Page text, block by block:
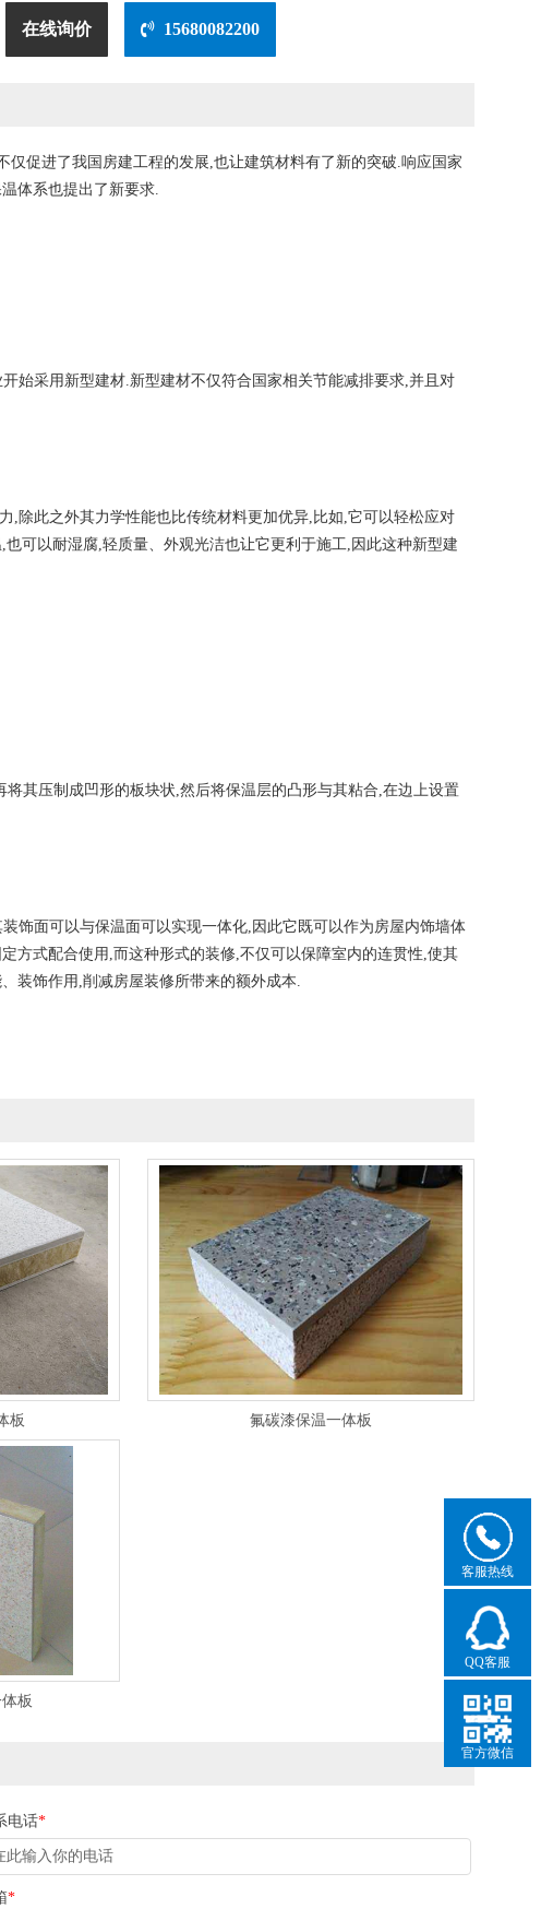
在线询价 15680082200
促进了我国房建工程的发展,也让建筑材料有了新的突破.响应国家
体系也提出了新要求.
始采用新型建材.新型建材不仅符合国家相关节能减排要求,并且对
,除此之外其力学性能也比传统材料更加优异,比如,它可以轻松应对
可以耐湿腐,轻质量、外观光洁也让它更利于施工,因此这种新型建
其压制成凹形的板块状,然后将保温层的凸形与其粘合,在边上设置
饰面可以与保温面可以实现一体化,因此它既可以作为房屋内饰墙体
方式配合使用,而这种形式的装修,不仅可以保障室内的连贯性,使其
装饰作用,削减房屋装修所带来的额外成本.
板 氟碳漆保温一体板
板
电话*
*
客服热线
QQ客服
官方微信